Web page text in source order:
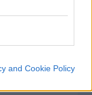
and Cookie Policy
Huawei:
potrebbe